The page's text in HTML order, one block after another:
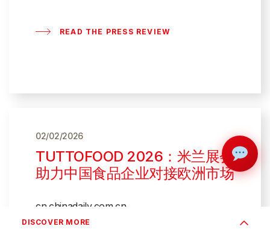
READ THE PRESS REVIEW
02/02/2026
TUTTOFOOD 2026：米兰展会
助力中国食品企业对接欧洲市场
cn.chinadaily.com.cn
DISCOVER MORE